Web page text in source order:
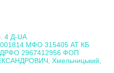
4 Д-UA
МФО 315405 АТ КБ
2967412956 ФОП
Хмельницький,